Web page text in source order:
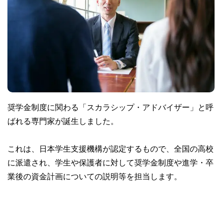
奨学金制度に関わる「スカラシップ・アドバイザー」と呼
ばれる専門家が誕生しました。
これは、日本学生支援機構が認定するもので、全国の高校
に派遣され、学生や保護者に対して奨学金制度や進学・卒
業後の資金計画についての説明等を担当します。